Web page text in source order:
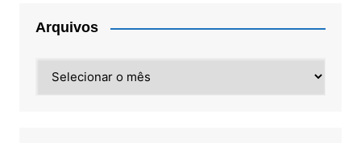
Arquivos